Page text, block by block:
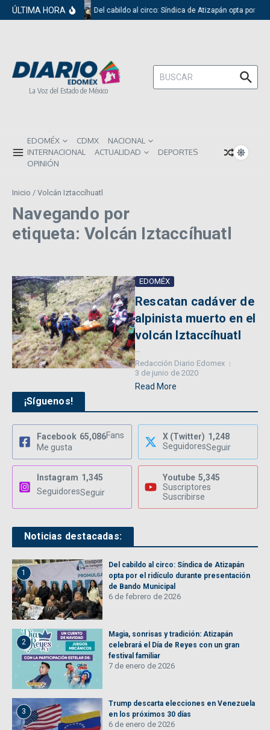
Saltar al contenido
ÚLTIMA HORA Del cabildo al circo: Síndica de Atizapán opta por el
La Voz del Estado de México
Buscar:
EDOMÉX CDMX
NACIONAL
INTERNACIONAL
ACTUALIDAD
DEPORTES
OPINIÓN
Inicio / Volcán Iztaccíhuatl
Navegando por
etiqueta: Volcán Iztaccíhuatl
EDOMÉX
Rescatan cadáver de
alpinista muerto en el
volcán Iztaccíhuatl
...
Redacción Diario Edomex
3 de junio de 2020
Read More
¡Síguenos!
Facebook 65,086Fans
Me gusta
X (Twitter) 1,248
SeguidoresSeguir
Instagram 1,345
SeguidoresSeguir
Youtube 5,345
Suscriptores
Suscribirse
Noticias destacadas:
1
Del cabildo al circo: Síndica de Atizapán
opta por el ridículo durante presentación
de Bando Municipal
6 de febrero de 2026
2
Magia, sonrisas y tradición: Atizapán
celebrará el Día de Reyes con un gran
festival familiar
7 de enero de 2026
3
Trump descarta elecciones en Venezuela
en los próximos 30 días
6 de enero de 2026